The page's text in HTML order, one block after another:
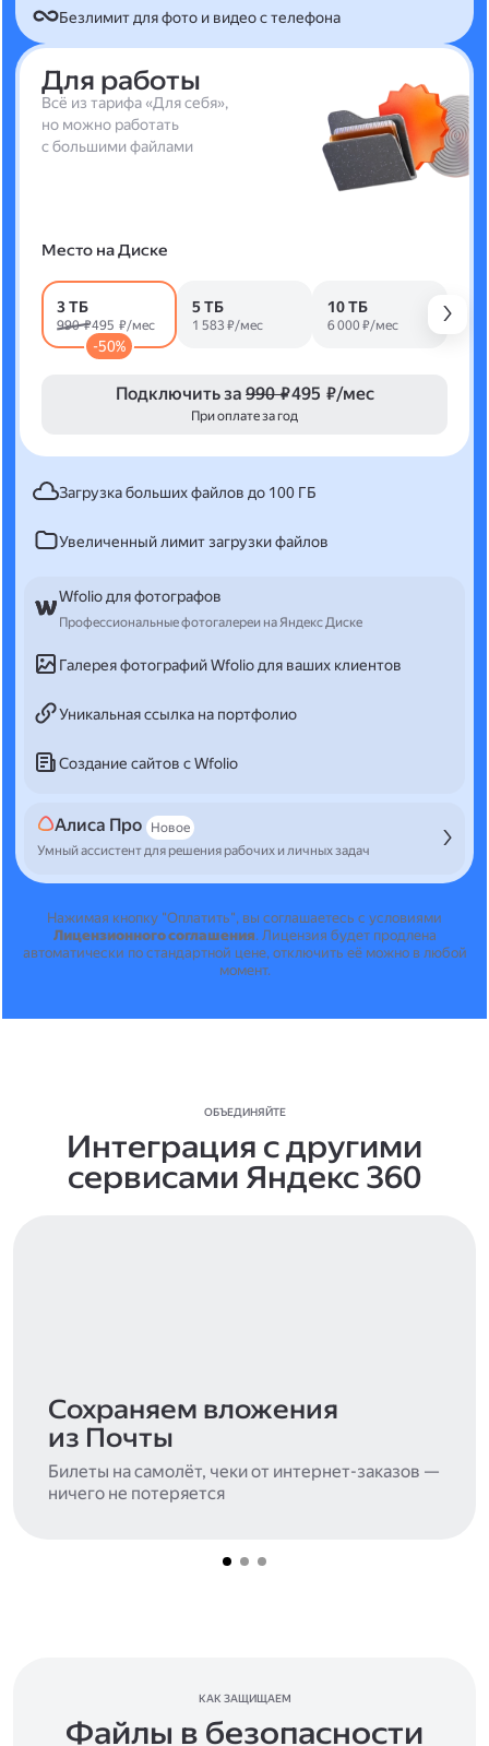
Безлимит для фото и видео с телефона
Для работы
Всё из тарифа «Для себя»,
но можно работать
с большими файлами
Место на Диске
3 ТБ
990 ₽495 ₽/мес
-50%
5 ТБ
1 583 ₽/мес
10 ТБ
6 000 ₽/мес
Подключить за 990 ₽495 ₽/мес
При оплате за год
Загрузка больших файлов до 100 ГБ
Увеличенный лимит загрузки файлов
Wfolio для фотографов
Профессиональные фотогалереи на Яндекс Диске
Галерея фотографий Wfolio для ваших клиентов
Уникальная ссылка на портфолио
Создание сайтов с Wfolio
Алиса Про
Новое
Умный ассистент для решения рабочих и личных задач
Нажимая кнопку "Оплатить", вы соглашаетесь с условиями
Лицензионного соглашения. Лицензия будет продлена
автоматически по стандартной цене, отключить её можно в любой
момент.
ОБЪЕДИНЯЙТЕ
Интеграция с другими
сервисами Яндекс 360
Сохраняем вложения
из Почты
Билеты на самолёт, чеки от интернет-заказов —
ничего не потеряется
КАК ЗАЩИЩАЕМ
Файлы в безопасности